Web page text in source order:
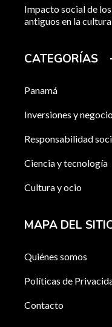
Impacto social de
antiguos en la
CATEGORÍAS
Panamá
Inversiones y
Responsabilidad
Ciencia y tecnología
Cultura y ocio
MAPA DEL
Quiénes somos
Políticas de
Contacto